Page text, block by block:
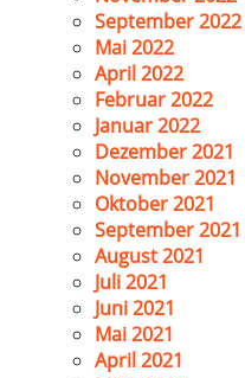
September 2022
Mai 2022
April 2022
Februar 2022
Januar 2022
Dezember 2021
November 2021
Oktober 2021
September 2021
August 2021
Juli 2021
Juni 2021
Mai 2021
April 2021